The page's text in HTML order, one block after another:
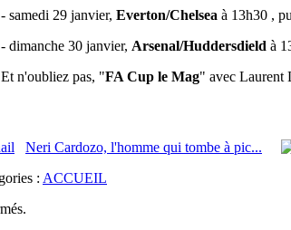
- samedi 29 janvier, Everton/Chelsea à 13h30 ,
- dimanche 30 janvier, Arsenal/Huddersdield à
Et n'oubliez pas, "FA Cup le Mag" avec Laurent
Neri Cardozo, l'homme qui tombe à pic...
: ACCUEIL